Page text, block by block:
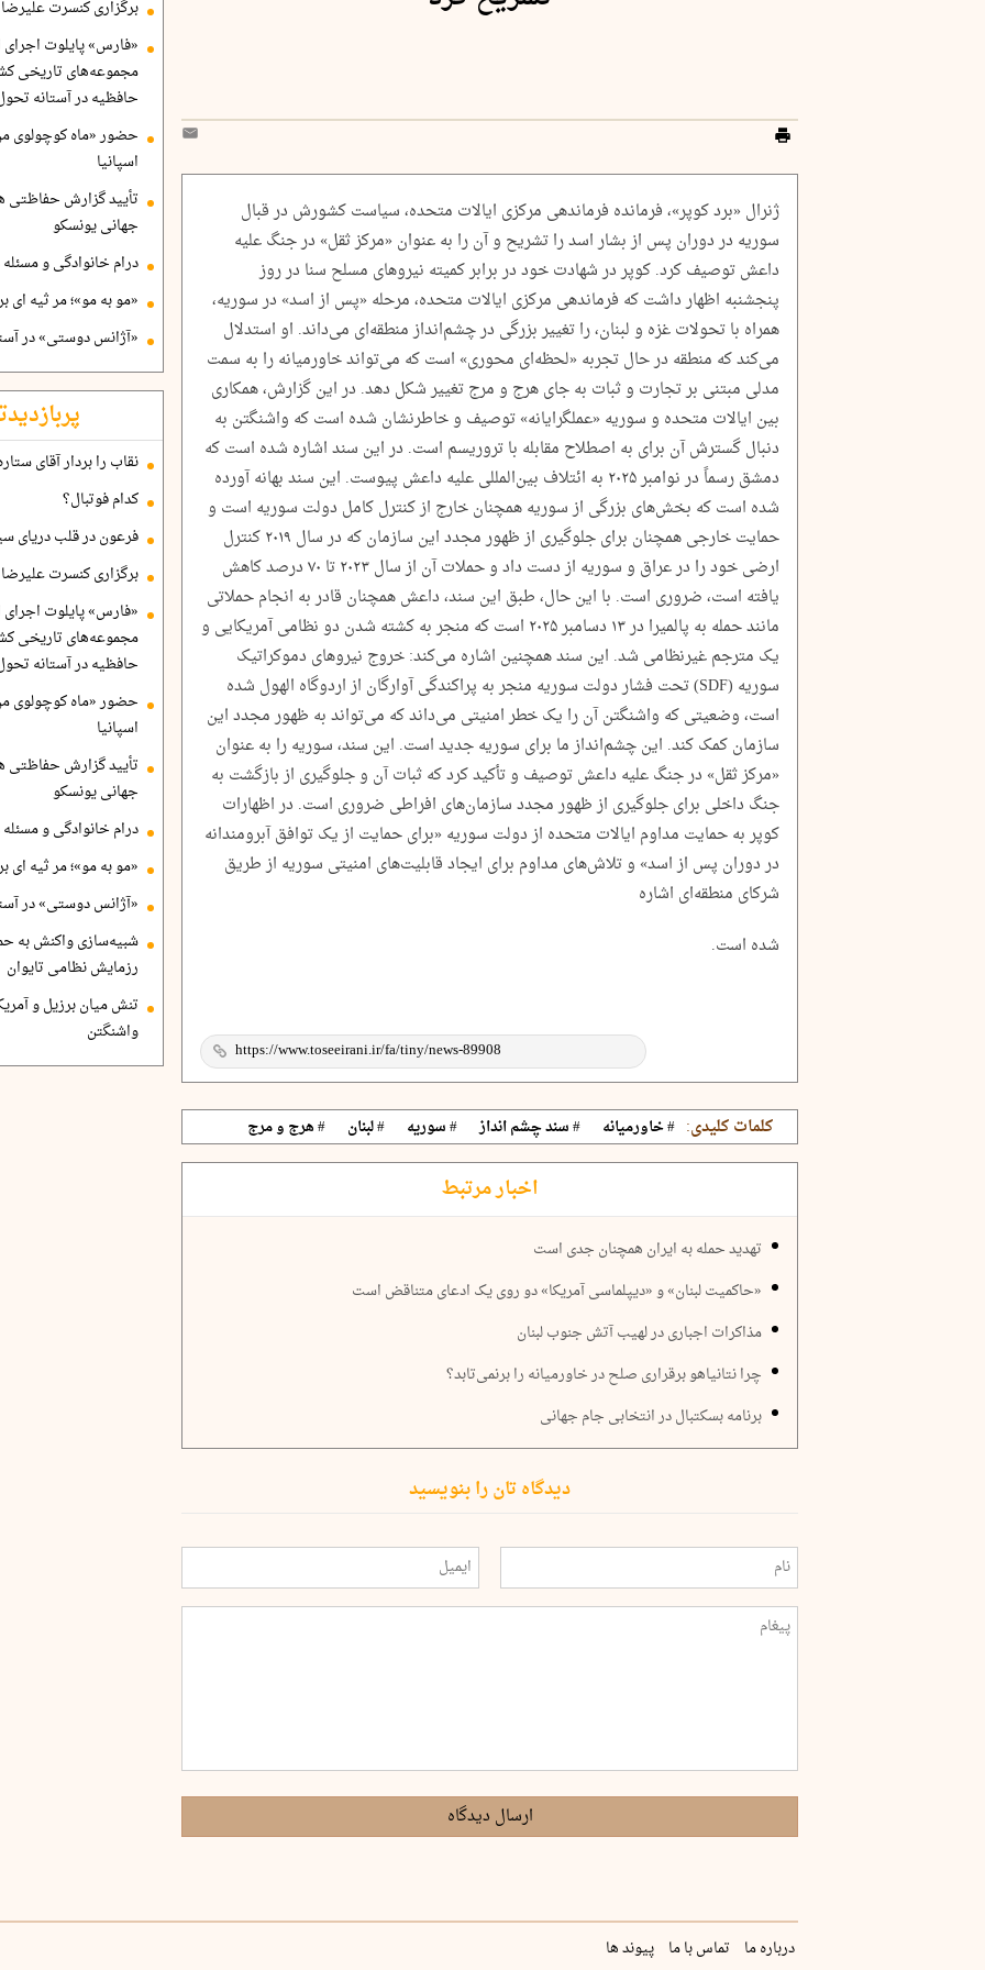
ژنرال «برد کوپر»، فرمانده فرماندهی مرکزی ایالات متحده، سیاست کشورش در قبال
سوریه در دوران پس از بشار اسد را تشریح و آن را به عنوان «مرکز ثقل» در جنگ علیه
داعش توصیف کرد. کوپر در شهادت خود در برابر کمیته نیروهای مسلح سنا در روز
پنجشنبه اظهار داشت که فرماندهی مرکزی ایالات متحده، مرحله «پس از اسد» در سوریه،
همراه با تحولات غزه و لبنان، را تغییر بزرگی در چشم‌انداز منطقه‌ای می‌داند. او استدلال
می‌کند که منطقه در حال تجربه «لحظه‌ای محوری» است که می‌تواند خاورمیانه را به سمت
مدلی مبتنی بر تجارت و ثبات به جای هرج و مرج تغییر شکل دهد. در این گزارش، همکاری
بین ایالات متحده و سوریه «عملگرایانه» توصیف و خاطرنشان شده است که واشنگتن به
دنبال گسترش آن برای به اصطلاح مقابله با تروریسم است. در این سند اشاره شده است که
دمشق رسماً در نوامبر ۲۰۲۵ به ائتلاف بین‌المللی علیه داعش پیوست. این سند بهانه آورده
شده است که بخش‌های بزرگی از سوریه همچنان خارج از کنترل کامل دولت سوریه است و
حمایت خارجی همچنان برای جلوگیری از ظهور مجدد این سازمان که در سال ۲۰۱۹ کنترل
ارضی خود را در عراق و سوریه از دست داد و حملات آن از سال ۲۰۲۳ تا ۷۰ درصد کاهش
یافته است، ضروری است. با این حال، طبق این سند، داعش همچنان قادر به انجام حملاتی
مانند حمله به پالمیرا در ۱۳ دسامبر ۲۰۲۵ است که منجر به کشته شدن دو نظامی آمریکایی و
یک مترجم غیرنظامی شد. این سند همچنین اشاره می‌کند: خروج نیروهای دموکراتیک
سوریه (SDF) تحت فشار دولت سوریه منجر به پراکندگی آوارگان از اردوگاه الهول شده
است، وضعیتی که واشنگتن آن را یک خطر امنیتی می‌داند که می‌تواند به ظهور مجدد این
سازمان کمک کند. این چشم‌انداز ما برای سوریه جدید است. این سند، سوریه را به عنوان
«مرکز ثقل» در جنگ علیه داعش توصیف و تأکید کرد که ثبات آن و جلوگیری از بازگشت به
جنگ داخلی برای جلوگیری از ظهور مجدد سازمان‌های افراطی ضروری است. در اظهارات
کوپر به حمایت مداوم ایالات متحده از دولت سوریه «برای حمایت از یک توافق آبرومندانه
در دوران پس از اسد» و تلاش‌های مداوم برای ایجاد قابلیت‌های امنیتی سوریه از طریق
شرکای منطقه‌ای اشاره
شده است.
کلمات کلیدی: # خاورمیانه # سند چشم انداز # سوریه # لبنان # هرج و مرج
اخبار مرتبط
تهدید حمله به ایران همچنان جدی است
«حاکمیت لبنان» و «دیپلماسی آمریکا» دو روی یک ادعای متناقض است
مذاکرات اجباری در لهیب آتش جنوب لبنان
چرا نتانیاهو برقراری صلح در خاورمیانه را برنمی‌تابد؟
برنامه بسکتبال در انتخابی جام جهانی
دیدگاه تان را بنویسید
ارسال دیدگاه
برگزاری کنسرت
«فارس» پایلوت اجرای
مجموعه‌های تاریخی
حافظیه در آستانه
حضور «ماه کوچولوی
اسپانیا
تأیید گزارش حفاظتی
جهانی یونسکو
درام خانوادگی و
«مو به مو»؛ مر ثیه
«آژانس دوستی» در
نقاب را بردار آقای
کدام فوتبال؟
فرعون در قلب دریای
برگزاری کنسرت
«فارس» پایلوت اجرای
مجموعه‌های تاریخی
حافظیه در آستانه
حضور «ماه کوچولوی
اسپانیا
تأیید گزارش حفاظتی
جهانی یونسکو
درام خانوادگی و
«مو به مو»؛ مر ثیه
«آژانس دوستی» در
شبیه‌سازی واکنش به
رزمایش نظامی تایوان
تنش میان برزیل و
واشنگتن
درباره ما تماس با ما پیوند ها